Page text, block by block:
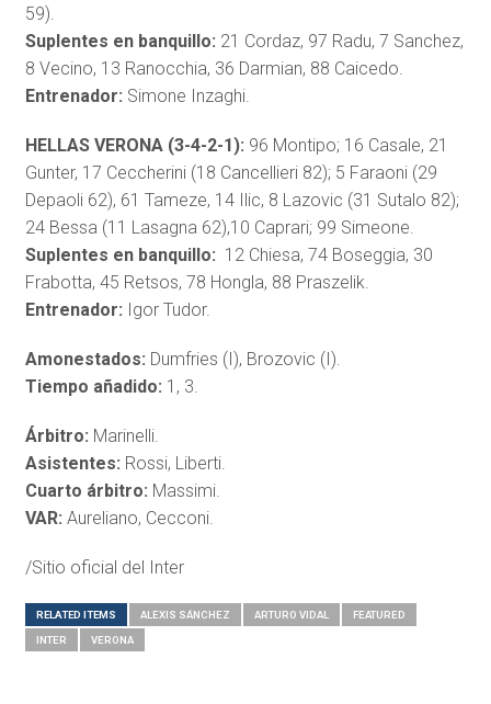
59).
Suplentes en banquillo: 21 Cordaz, 97 Radu, 7 Sanchez,
8 Vecino, 13 Ranocchia, 36 Darmian, 88 Caicedo.
Entrenador: Simone Inzaghi.
HELLAS VERONA (3-4-2-1): 96 Montipo; 16 Casale, 21
Gunter, 17 Ceccherini (18 Cancellieri 82); 5 Faraoni (29
Depaoli 62), 61 Tameze, 14 Ilic, 8 Lazovic (31 Sutalo 82);
24 Bessa (11 Lasagna 62),10 Caprari; 99 Simeone.
Suplentes en banquillo: 12 Chiesa, 74 Boseggia, 30
Frabotta, 45 Retsos, 78 Hongla, 88 Praszelik.
Entrenador: Igor Tudor.
Amonestados: Dumfries (I), Brozovic (I).
Tiempo añadido: 1, 3.
Árbitro: Marinelli.
Asistentes: Rossi, Liberti.
Cuarto árbitro: Massimi.
VAR: Aureliano, Cecconi.
/Sitio oficial del Inter
RELATED ITEMS ALEXIS SÁNCHEZ ARTURO VIDAL FEATURED
INTER VERONA